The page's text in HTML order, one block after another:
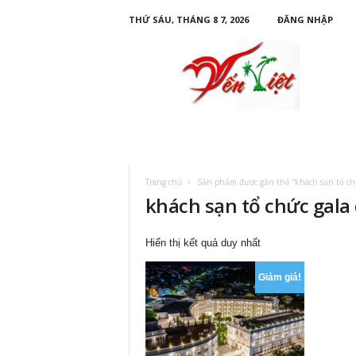
THỨ SÁU, THÁNG 8 7, 2026
ĐĂNG NHẬP
Trang chủ Sản phẩm được gắn thẻ “khách sạn tổ
khách sạn tổ chức
Hiển thị kết quả duy nhất
Giảm giá!